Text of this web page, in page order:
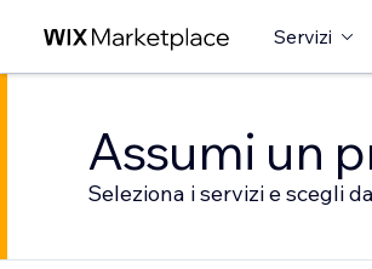
Servizi
Assumi un
Seleziona i servizi e scegli